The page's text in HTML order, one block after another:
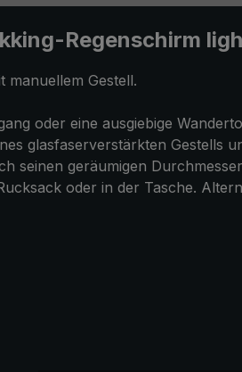
Regenschirm
manuellem Gestell.
oder eine ausgiebige
glasfaserverstärkten Gestells
seinen geräumigen
oder in der Tasche.